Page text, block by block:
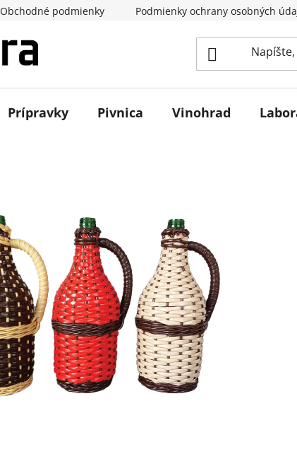
Obchodné podmienky Podmienky ochrany osobných
Prípravky Pivnica Vinohrad